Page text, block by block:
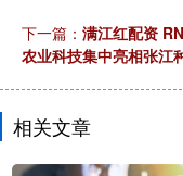
下一篇： 满江红配资
农业科技集中亮相张江
相关文章